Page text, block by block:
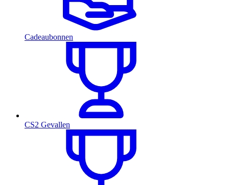
Cadeaubonnen
CS2 Gevallen